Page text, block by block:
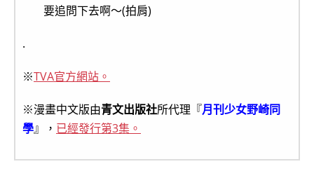
要追問下去啊～(拍肩)
.
※TVA官方網站。
※漫畫中文版由青文出版社所代理『月刊少女野崎同
學』， 已經發行第3集。